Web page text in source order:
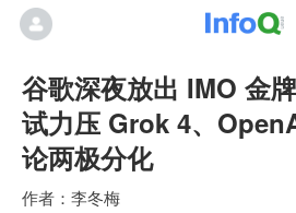
谷歌深夜放出 IMO 金
试力压 Grok 4、
论两极分化
李冬梅